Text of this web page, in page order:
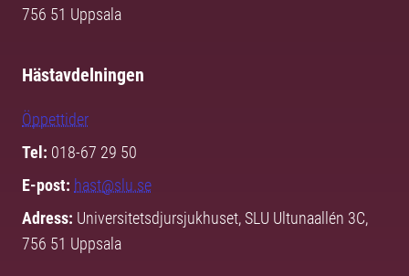
756 51 Uppsala
Hästavdelningen
Öppettider
Tel: 018-67 29 50
E-post: hast@slu.se
Adress: Universitetsdjursjukhuset, SLU Ultunaallén 3C,
756 51 Uppsala